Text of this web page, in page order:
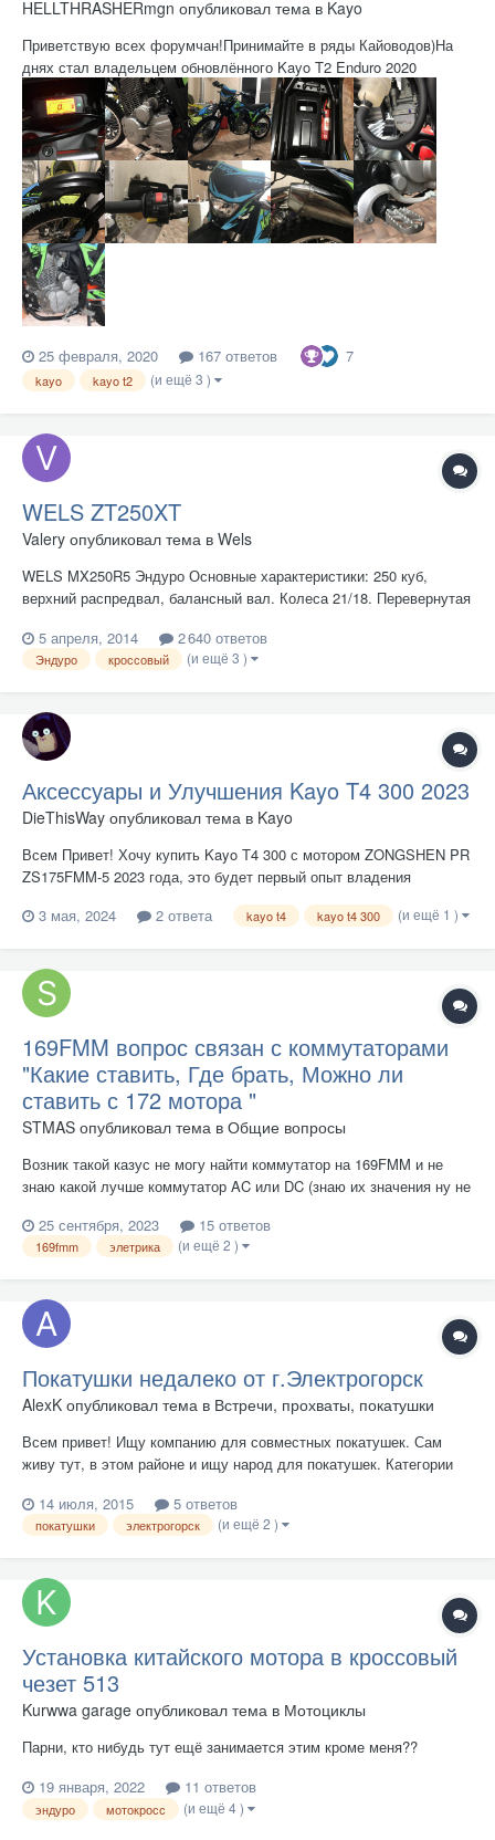
HELLTHRASHERmgn опубликовал тема в Kayo
Приветствую всех форумчан!Принимайте в ряды Кайоводов)На
днях стал владельцем обновлённого Kayo T2 Enduro 2020
модельного года.Так как в сети очень мало информации про этот
мотоцикл решил создать новую тему,вдруг это кому нибудь
окажется полезным,т.к я сам подчерпнул много полезного на
этом форуме....
25 февраля, 2020 167 ответов 7
kayo kayo t2 (и ещё 3 )
WELS ZT250XT
Valery опубликовал тема в Wels
WELS MX250R5 Эндуро Основные характеристики: 250 куб,
верхний распредвал, балансный вал. Колеса 21/18. Перевернутая
5 апреля, 2014 2 640 ответов
Эндуро кроссовый (и ещё 3 )
Аксессуары и Улучшения Kayo T4 300 2023
DieThisWay опубликовал тема в Kayo
Всем Привет! Хочу купить Kayo T4 300 с мотором ZONGSHEN PR
ZS175FMM-5 2023 года, это будет первый опыт владения
всякие аксессуары прикупить и установить. Подскажите что
докупить, какие...
3 мая, 2024 2 ответа kayo t4 kayo t4 300 (и ещё 1 )
169FMM вопрос связан с коммутаторами
"Какие ставить, Где брать, Можно ли
ставить с 172 мотора "
STMAS опубликовал тема в Общие вопросы
Возник такой казус не могу найти коммутатор на 169FMM и не
знаю какой лучше коммутатор AC или DC (знаю их значения ну не
конечно знаю что он король 250кб. не тот что мой 169) возникает
вопрос можно ли ставить с 172 коммутаторы...
25 сентября, 2023 15 ответов
169fmm элетрика (и ещё 2 )
Покатушки недалеко от г.Электрогорск
AlexK опубликовал тема в Встречи, прохваты, покатушки
Всем привет! Ищу компанию для совместных покатушек. Сам
живу тут, в этом районе и ищу народ для покатушек. Категории
проблематично.
14 июля, 2015 5 ответов
покатушки электрогорск (и ещё 2 )
Установка китайского мотора в кроссовый
чезет 513
Kurwwa garage опубликовал тема в Мотоциклы
Парни, кто нибудь тут ещё занимается этим кроме меня??
19 января, 2022
11 ответов
эндуро мотокросс (и ещё 4 )